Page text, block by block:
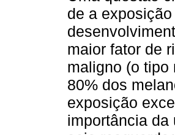
de a
maior fator de
maligno (o tipo
80% dos
exposição
importância da